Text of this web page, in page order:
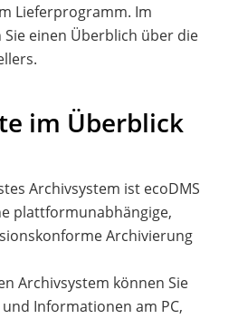
Lieferprogramm. Im
einen Überblich über die
im Überblick
Archivsystem ist ecoDMS
plattformunabhängige,
Archivierung
Archivsystem können Sie
Informationen am PC,